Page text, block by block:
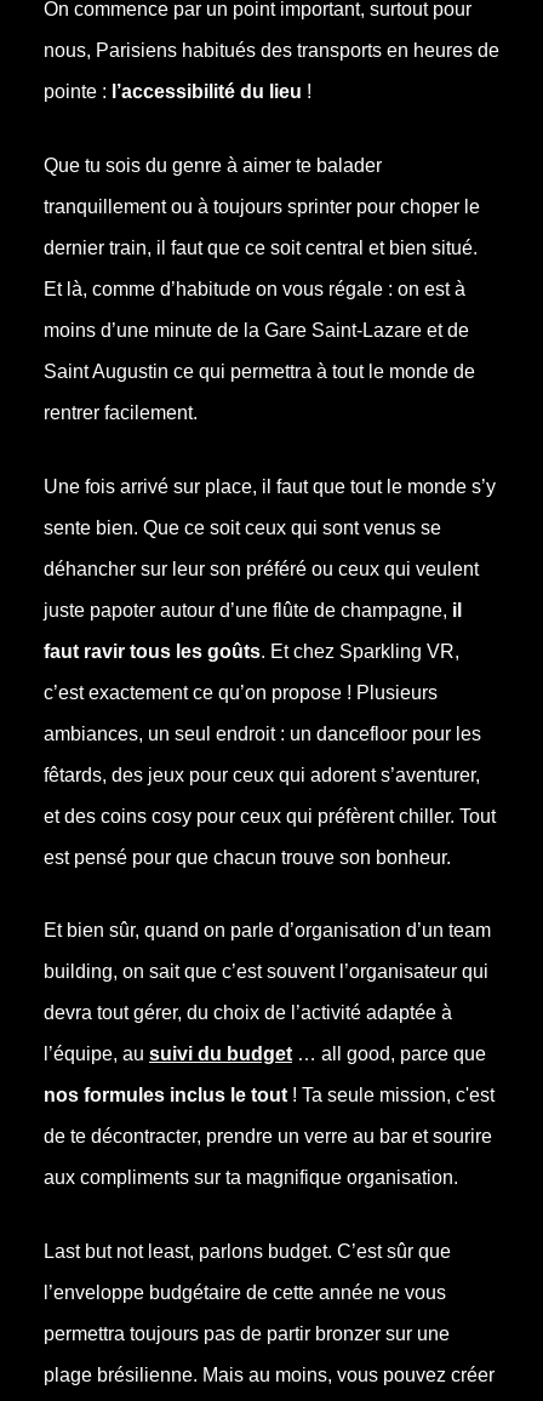
On commence par un point important, surtout pour
nous, Parisiens habitués des transports en heures de
pointe : l’accessibilité du lieu !
Que tu sois du genre à aimer te balader
tranquillement ou à toujours sprinter pour choper le
dernier train, il faut que ce soit central et bien situé.
Et là, comme d’habitude on vous régale : on est à
moins d’une minute de la Gare Saint-Lazare et de
Saint Augustin ce qui permettra à tout le monde de
rentrer facilement.
Une fois arrivé sur place, il faut que tout le monde s’y
sente bien. Que ce soit ceux qui sont venus se
déhancher sur leur son préféré ou ceux qui veulent
juste papoter autour d’une flûte de champagne, il
faut ravir tous les goûts. Et chez Sparkling VR,
c’est exactement ce qu’on propose ! Plusieurs
ambiances, un seul endroit : un dancefloor pour les
fêtards, des jeux pour ceux qui adorent s’aventurer,
et des coins cosy pour ceux qui préfèrent chiller. Tout
est pensé pour que chacun trouve son bonheur.
Et bien sûr, quand on parle d’organisation d’un team
building, on sait que c’est souvent l’organisateur qui
devra tout gérer, du choix de l’activité adaptée à
l’équipe, au suivi du budget … all good, parce que
nos formules inclus le tout ! Ta seule mission, c'est
de te décontracter, prendre un verre au bar et sourire
aux compliments sur ta magnifique organisation.
Last but not least, parlons budget. C’est sûr que
l’enveloppe budgétaire de cette année ne vous
permettra toujours pas de partir bronzer sur une
plage brésilienne. Mais au moins, vous pouvez créer